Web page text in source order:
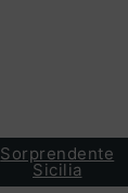
Sorprendente
Sicilia